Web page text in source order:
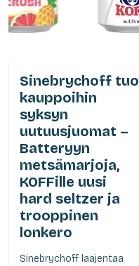
Sinebrychoff tuo
kauppoihin
syksyn
uutuusjuomat –
Batteryyn
metsämarjoja,
KOFFille uusi
hard seltzer ja
trooppinen
lonkero
Sinebrychoff laajentaa